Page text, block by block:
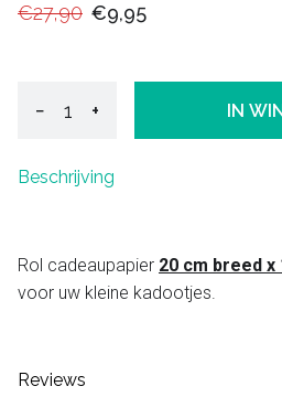
€27,90 €9,95
− + IN
Beschrijving
Rol cadeaupapier 20 cm breed x
voor uw kleine kadootjes.
Reviews